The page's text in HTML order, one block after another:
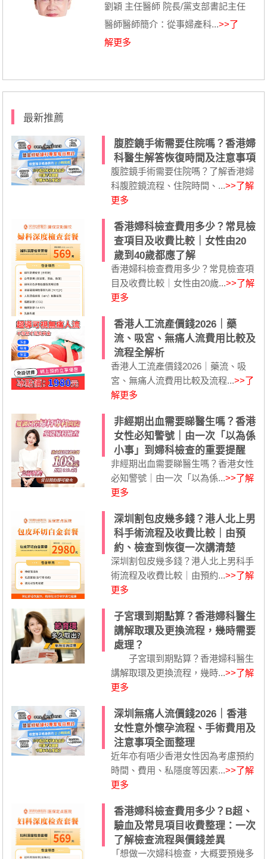
劉穎 主任醫師 院長/黨支部書記主任
醫師醫師簡介：從事婦產科...>>了
解更多
最新推薦
腹腔鏡手術需要住院嗎？香港婦
科醫生解答恢復時間及注意事項
腹腔鏡手術需要住院嗎？了解香港婦
科腹腔鏡流程、住院時間、...>>了解
更多
香港婦科檢查費用多少？常見檢
查項目及收費比較｜女性由20
歲到40歲都應了解
香港婦科檢查費用多少？常見檢查項
目及收費比較｜女性由20歲...>>了解
更多
香港人工流產價錢2026｜藥
流、吸宮、無痛人流費用比較及
流程全解析
香港人工流產價錢2026｜藥流、吸
宮、無痛人流費用比較及流程...>>了
解更多
非經期出血需要睇醫生嗎？香港
女性必知警號｜由一次「以為係
小事」到婦科檢查的重要提醒
非經期出血需要睇醫生嗎？香港女性
必知警號｜由一次「以為係...>>了解
更多
深圳割包皮幾多錢？港人北上男
科手術流程及收費比較｜由預
約、檢查到恢復一次講清楚
深圳割包皮幾多錢？港人北上男科手
術流程及收費比較｜由預約...>>了解
更多
子宮環到期點算？香港婦科醫生
講解取環及更換流程，幾時需要
處理？
子宮環到期點算？香港婦科醫生
講解取環及更換流程，幾時...>>了解
更多
深圳無痛人流價錢2026｜香港
女性意外懷孕流程、手術費用及
注意事項全面整理
近年亦有唔少香港女性因為考慮預約
時間、費用、私隱度等因素...>>了解
更多
香港婦科檢查費用多少？B超、
驗血及常見項目收費整理：一次
了解檢查流程與價錢差異
「想做一次婦科檢查，大概要預幾多